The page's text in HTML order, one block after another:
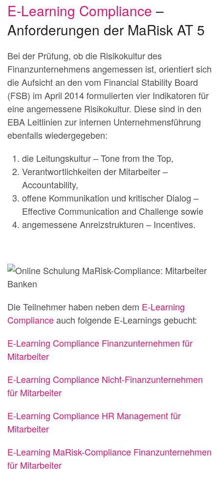
E-Learning Compliance –
Anforderungen der MaRisk AT 5
Bei der Prüfung, ob die Risikokultur des
Finanzunternehmens angemessen ist, orientiert sich
die Aufsicht an den vom Financial Stability Board
(FSB) im April 2014 formulierten vier Indikatoren für
eine angemessene Risikokultur. Diese sind in den
EBA Leitlinien zur internen Unternehmensführung
ebenfalls wiedergegeben:
die Leitungskultur – Tone from the Top,
Verantwortlichkeiten der Mitarbeiter –
Accountability,
offene Kommunikation und kritischer Dialog –
Effective Communication and Challenge sowie
angemessene Anreizstrukturen – Incentives.
Die Teilnehmer haben neben dem E-Learning
Complianceauch folgende E-Learnings gebucht:
E-Learning Compliance Finanzunternehmen für
Mitarbeiter
E-Learning Compliance Nicht-Finanzunternehmen
für Mitarbeiter
E-Learning Compliance HR Management für
Mitarbeiter
E-Learning MaRisk-Compliance Finanzunternehmen
für Mitarbeiter